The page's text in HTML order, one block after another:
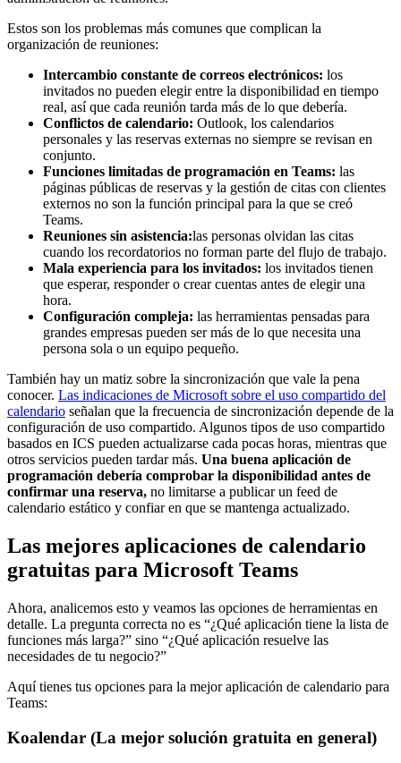
Estos son los problemas más comunes que complican la
organización de reuniones:
Intercambio constante de correos electrónicos: los
invitados no pueden elegir entre la disponibilidad en tiempo
real, así que cada reunión tarda más de lo que debería.
Conflictos de calendario: Outlook, los calendarios
personales y las reservas externas no siempre se revisan en
conjunto.
Funciones limitadas de programación en Teams: las
páginas públicas de reservas y la gestión de citas con clientes
externos no son la función principal para la que se creó
Teams.
Reuniones sin asistencia:las personas olvidan las citas
cuando los recordatorios no forman parte del flujo de trabajo.
Mala experiencia para los invitados: los invitados tienen
que esperar, responder o crear cuentas antes de elegir una
hora.
Configuración compleja: las herramientas pensadas para
grandes empresas pueden ser más de lo que necesita una
persona sola o un equipo pequeño.
También hay un matiz sobre la sincronización que vale la pena
conocer. Las indicaciones de Microsoft sobre el uso compartido del
calendario señalan que la frecuencia de sincronización depende de la
configuración de uso compartido. Algunos tipos de uso compartido
basados en ICS pueden actualizarse cada pocas horas, mientras que
otros servicios pueden tardar más. Una buena aplicación de
programación debería comprobar la disponibilidad antes de
confirmar una reserva, no limitarse a publicar un feed de
calendario estático y confiar en que se mantenga actualizado.
Las mejores aplicaciones de calendario
gratuitas para Microsoft Teams
Ahora, analicemos esto y veamos las opciones de herramientas en
detalle. La pregunta correcta no es “¿Qué aplicación tiene la lista de
funciones más larga?” sino “¿Qué aplicación resuelve las
necesidades de tu negocio?”
Aquí tienes tus opciones para la mejor aplicación de calendario para
Teams:
Koalendar (La mejor solución gratuita en general)